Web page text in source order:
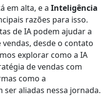
em alta, e a Inteligência
razões para isso.
de IA podem ajudar a
desde o contato
explorar como a IA
de vendas com
como a
ser aliadas nessa jornada.